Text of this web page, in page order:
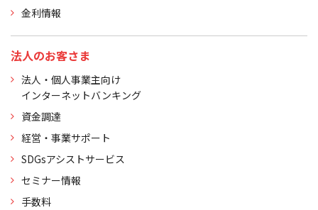
金利情報
法人のお客さま
法人・個人事業主向け
インターネットバンキング
資金調達
経営・事業サポート
SDGsアシストサービス
セミナー情報
手数料